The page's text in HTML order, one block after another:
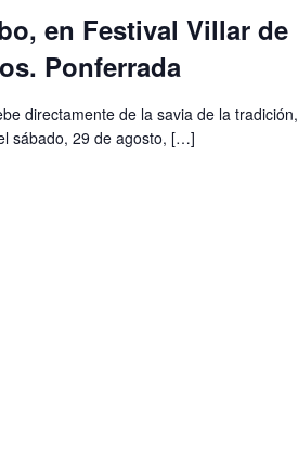
en Festival Villar de
Ponferrada
directamente de la savia de la tradición,
sábado, 29 de agosto, […]